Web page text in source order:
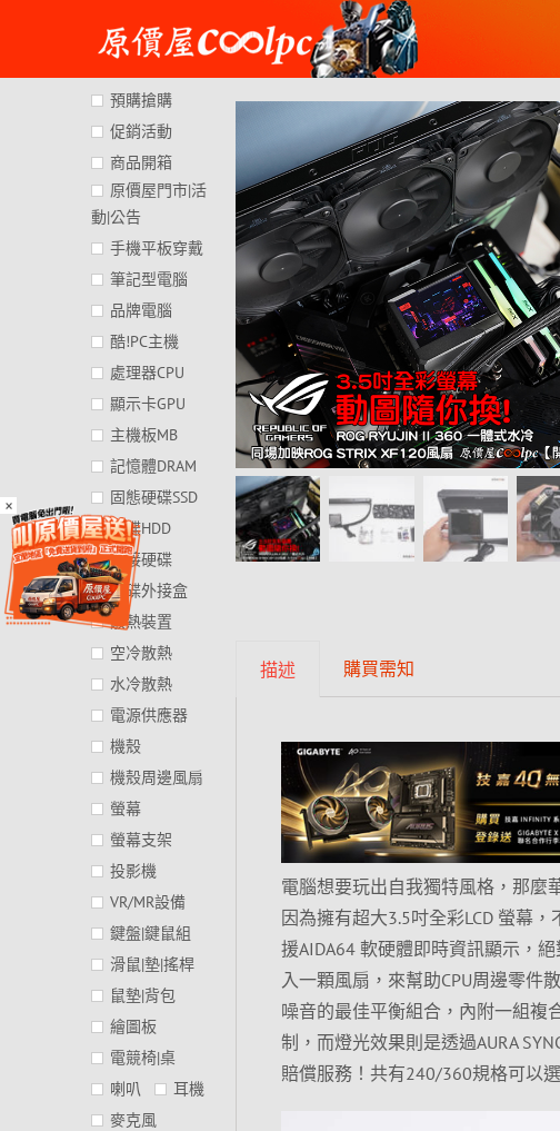
×
content
描述 購買需知
電腦想要玩出自我獨特風格，那麼
因為擁有超大3.5吋全彩LCD 螢幕
援AIDA64 軟硬體即時資訊顯示，
入一顆風扇，來幫助CPU周邊零件
噪音的最佳平衡組合，內附一組複
制，而燈光效果則是透過AURA
賠償服務！共有240/360規格可以
預購搶購
促銷活動
商品開箱
原價屋門市|活
動|公告
手機平板穿戴
筆記型電腦
品牌電腦
酷!PC主機
處理器CPU
顯示卡GPU
主機板MB
記憶體DRAM
固態硬碟SSD
硬碟HDD
外接硬碟
硬碟外接盒
散熱裝置
空冷散熱
水冷散熱
電源供應器
機殼
機殼周邊風扇
螢幕
螢幕支架
投影機
VR/MR設備
鍵盤|鍵鼠組
滑鼠|墊|搖桿
鼠墊|背包
繪圖板
電競椅|桌
喇叭
耳機
麥克風